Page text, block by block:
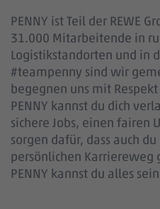
PENNY ist Teil der REWE
31.000 Mitarbeitende in
Logistikstandorten und in
#teampenny sind wir
begegnen uns mit
PENNY kannst du dich
sichere Jobs, einen fairen
sorgen dafür, dass auch
persönlichen Karriereweg
PENNY kannst du alles